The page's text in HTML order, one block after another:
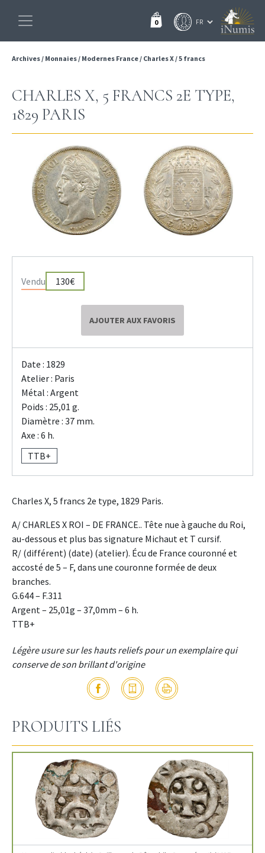
0
Archives/ Monnaies/ Modernes France/ Charles X/5 francs
CHARLES X, 5 FRANCS 2E TYPE,
1829 PARIS
Vendu 130€
AJOUTER AUX FAVORIS
Date : 1829
Atelier : Paris
Métal : Argent
Poids : 25,01 g.
Diamètre : 37 mm.
Axe : 6 h.
TTB+
Charles X, 5 francs 2e type, 1829 Paris.
A/ CHARLES X ROI – DE FRANCE.. Tête nue à gauche du Roi,
au-dessous et plus bas signature Michaut et T cursif.
R/ (différent) (date) (atelier). Écu de France couronné et
accosté de 5 – F, dans une couronne formée de deux
branches.
G.644 – F.311
Argent – 25,01g – 37,0mm – 6 h.
TTB+
Légère usure sur les hauts reliefs pour un exemplaire qui
conserve de son brillant d'origine
PRODUITS LIÉS